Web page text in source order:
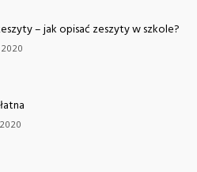
– jak opisać zeszyty w szkole?